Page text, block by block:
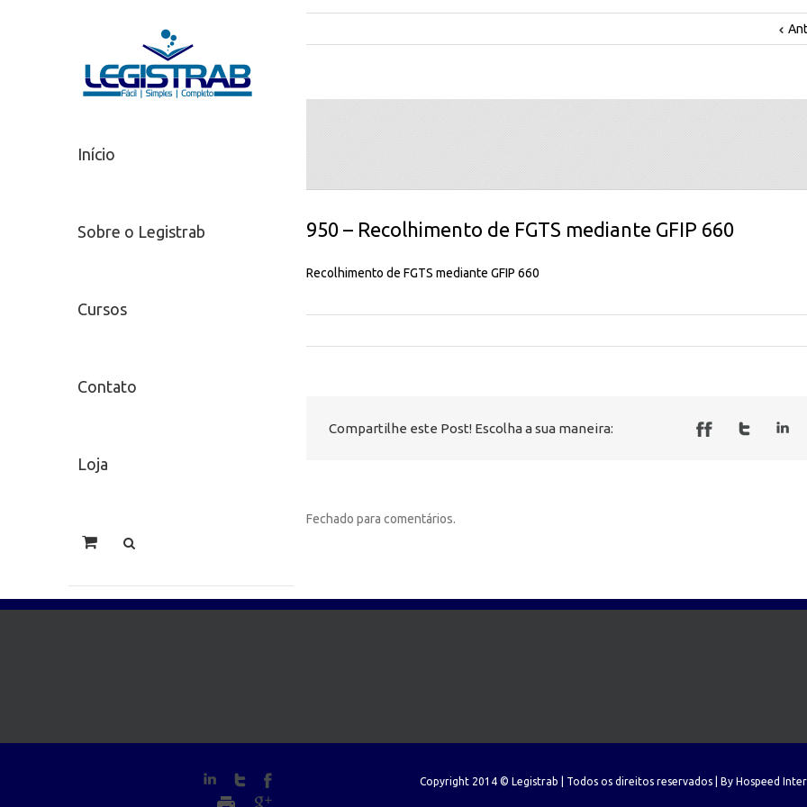
Início
Sobre o Legistrab
Cursos
Contato
Loja
950 – Recolhimento de FGTS mediante GFIP 660
Recolhimento de FGTS mediante GFIP 660
Compartilhe este Post! Escolha a sua maneira:
Fechado para comentários.
Copyright 2014 © Legistrab | Todos os direitos reservados | By Hospeed